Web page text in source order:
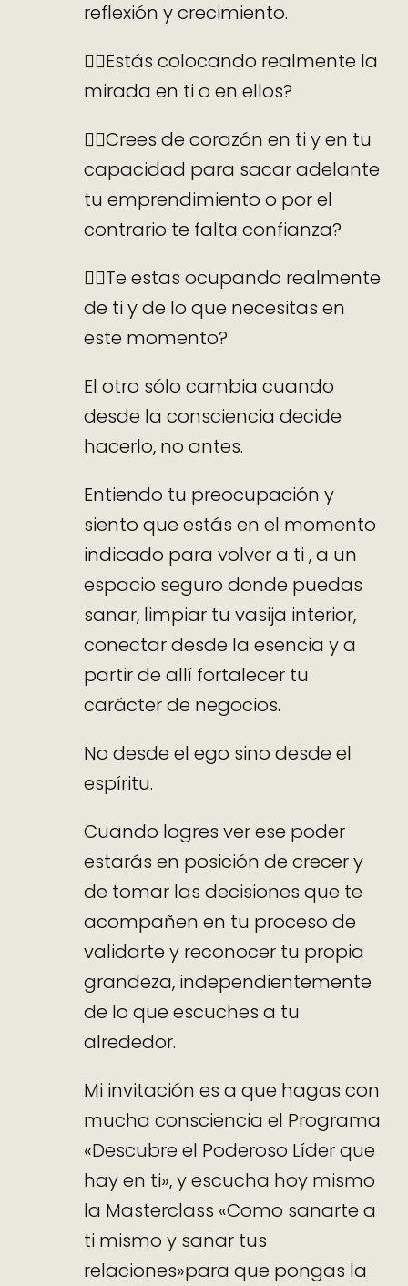
reflexión y crecimiento.
👉🏻Estás colocando realmente la
mirada en ti o en ellos?
👉🏻Crees de corazón en ti y en tu
capacidad para sacar adelante
tu emprendimiento o por el
contrario te falta confianza?
👉🏻Te estas ocupando realmente
de ti y de lo que necesitas en
este momento?
El otro sólo cambia cuando
desde la consciencia decide
hacerlo, no antes.
Entiendo tu preocupación y
siento que estás en el momento
indicado para volver a ti , a un
espacio seguro donde puedas
sanar, limpiar tu vasija interior,
conectar desde la esencia y a
partir de allí fortalecer tu
carácter de negocios.
No desde el ego sino desde el
espíritu.
Cuando logres ver ese poder
estarás en posición de crecer y
de tomar las decisiones que te
acompañen en tu proceso de
validarte y reconocer tu propia
grandeza, independientemente
de lo que escuches a tu
alrededor.
Mi invitación es a que hagas con
mucha consciencia el Programa
«Descubre el Poderoso Líder que
hay en ti», y escucha hoy mismo
la Masterclass «Como sanarte a
ti mismo y sanar tus
relaciones»para que pongas la